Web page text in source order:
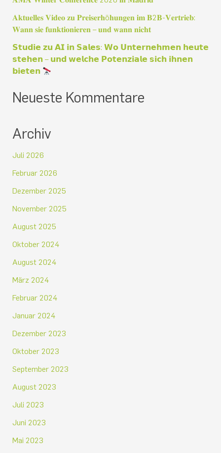
c
h
:
𝐀𝐤𝐭𝐮𝐞𝐥𝐥𝐞𝐬 𝐕𝐢𝐝𝐞𝐨 𝐳𝐮 𝐏𝐫𝐞𝐢𝐬𝐞𝐫𝐡ö𝐡𝐮𝐧𝐠𝐞𝐧 𝐢𝐦 𝐁2𝐁-𝐕𝐞𝐫𝐭𝐫𝐢𝐞𝐛:
𝐖𝐚𝐧𝐧 𝐬𝐢𝐞 𝐟𝐮𝐧𝐤𝐭𝐢𝐨𝐧𝐢𝐞𝐫𝐞𝐧 – 𝐮𝐧𝐝 𝐰𝐚𝐧𝐧 𝐧𝐢𝐜𝐡𝐭
𝗦𝘁𝘂𝗱𝗶𝗲 𝘇𝘂 𝗔𝗜 𝗶𝗻 𝗦𝗮𝗹𝗲𝘀: 𝗪𝗼 𝗨𝗻𝘁𝗲𝗿𝗻𝗲𝗵𝗺𝗲𝗻 𝗵𝗲𝘂𝘁𝗲
𝘀𝘁𝗲𝗵𝗲𝗻 – 𝘂𝗻𝗱 𝘄𝗲𝗹𝗰𝗵𝗲 𝗣𝗼𝘁𝗲𝗻𝘇𝗶𝗮𝗹𝗲 𝘀𝗶𝗰𝗵 𝗶𝗵𝗻𝗲𝗻
𝗯𝗶𝗲𝘁𝗲𝗻
Neueste Kommentare
Archiv
Juli 2026
Februar 2026
Dezember 2025
November 2025
August 2025
Oktober 2024
August 2024
März 2024
Februar 2024
Januar 2024
Dezember 2023
Oktober 2023
September 2023
August 2023
Juli 2023
Juni 2023
Mai 2023